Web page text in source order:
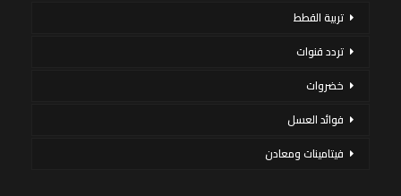
تربية القطط
تردد قنوات
خضروات
فوائد العسل
فيتامينات ومعادن